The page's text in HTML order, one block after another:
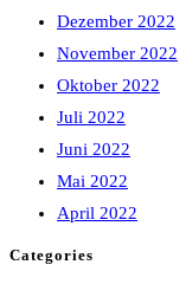
Dezember 2022
November 2022
Oktober 2022
Juli 2022
Juni 2022
Mai 2022
April 2022
Categories